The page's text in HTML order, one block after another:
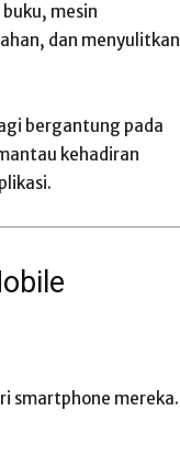
mesin
dan menyulitkan
bergantung pada
kehadiran
smartphone mereka.